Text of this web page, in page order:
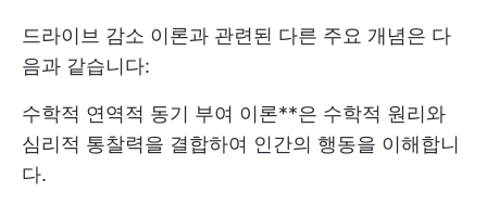
드라이브 감소 이론과 관련된 다른 주요 개념은 다
음과 같습니다:
수학적 연역적 동기 부여 이론**은 수학적 원리와
심리적 통찰력을 결합하여 인간의 행동을 이해합니
다.